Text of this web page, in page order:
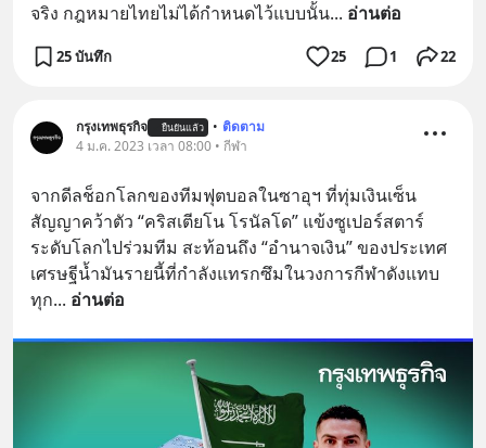
จริง กฎหมายไทยไม่ได้กำหนดไว้แบบนั้น... อ่านต่อ
25 บันทึก 25 1 22
กรุงเทพธุรกิจ ยืนยันแล้ว • ติดตาม
4 ม.ค. 2023 เวลา 08:00 • กีฬา
จากดีลช็อกโลกของทีมฟุตบอลในซาอุฯ ที่ทุ่มเงินเซ็น
สัญญาคว้าตัว “คริสเตียโน โรนัลโด” แข้งซูเปอร์สตาร์
ระดับโลกไปร่วมทีม สะท้อนถึง “อำนาจเงิน” ของประเทศ
เศรษฐีน้ำมันรายนี้ที่กำลังแทรกซึมในวงการกีฬาดังแทบ
ทุก... อ่านต่อ